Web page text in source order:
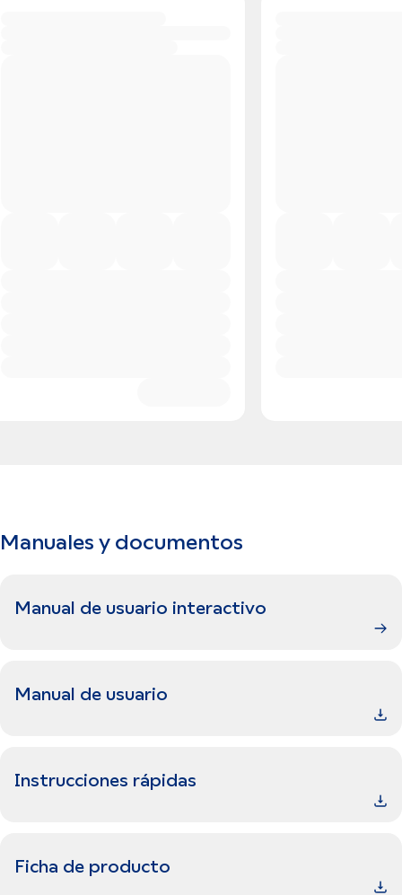
Manuales y documentos
Manual de usuario interactivo
Manual de usuario
Instrucciones rápidas
Ficha de producto